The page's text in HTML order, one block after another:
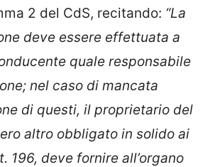
2 del CdS, recitando: “La
deve essere effettuata a
quale responsabile
nel caso di mancata
di questi, il proprietario del
altro obbligato in solido ai
196, deve fornire all’organo